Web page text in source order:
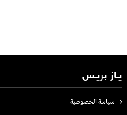
يـاز بريـس
سياسة الخصوصية